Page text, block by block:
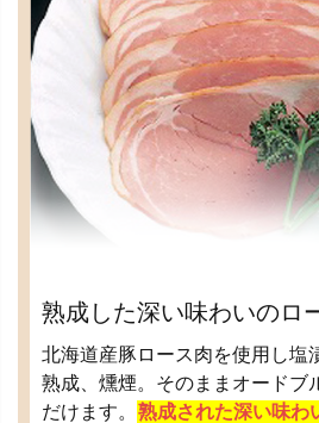
熟成した深い味わいのロ
北海道産豚ロース肉を使用し塩
熟成、燻煙。そのままオードブ
だけます。 熟成された深い味わ